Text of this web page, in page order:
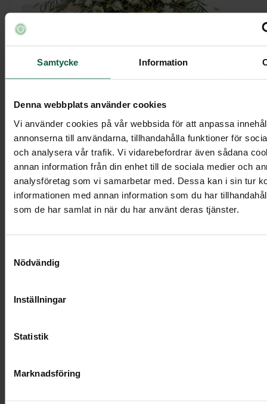
Samtycke Information
Denna webbplats använder cookies
Vi använder cookies på vår webbsida för att anpassa
annonserna till användarna, tillhandahålla funktioner för
och analysera vår trafik. Vi vidarebefordrar även sådana
annan information från din enhet till de sociala medier och
analysföretag som vi samarbetar med. Dessa kan i sin tur
informationen med annan information som du har
som de har samlat in när du har använt deras tjänster.
Nödvändig
Inställningar
Statistik
Marknadsföring
Kistdekoration - Naturens vila
Visa mer